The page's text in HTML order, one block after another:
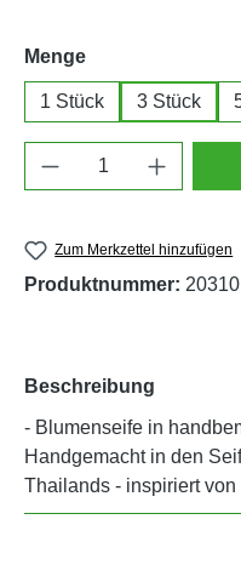
Mengeauswählen
1 Stück 3 Stück
Produkt Anzahl:
Zum Merkzettel hinzufügen
Produktnummer:
Beschreibung
- Blumenseife in
Handgemacht in den
Thailands - inspiriert